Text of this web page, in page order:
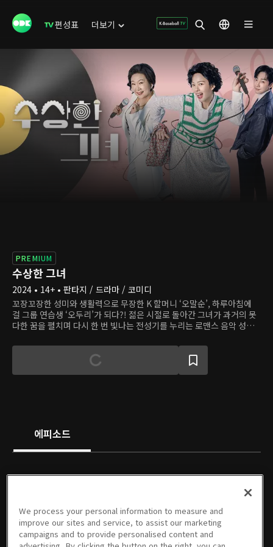
편성표 더보기
PREMIUM
수상한 그녀
2024 • 14+ • 판타지 / 드라마 / 코미디
꼬장꼬장한 성미와 생활력으로 무장한 K 할머니 ‘오말순’, 하루아침에
걸 그룹 연습생 ‘오두리’가 되다?! 젊은 시절로 돌아간 그녀가 과거의 못
다한 꿈을 펼치며 다시 한 번 빛나는 전성기를 누리는 로맨스 음악 성장
에피소드
1회
12/18/2024 • 1시간 2분
2회
12/18/2024 • 1시간 2분
3회
12/25/2024 • 1시간 2분
4회
12/26/2024 • 1시간 2분
5회
01/01/2025 • 1시간 2분
PREMIUM
We process your personal information to measure and
improve our sites and service, to assist our marketing
campaigns and to provide personalised content and